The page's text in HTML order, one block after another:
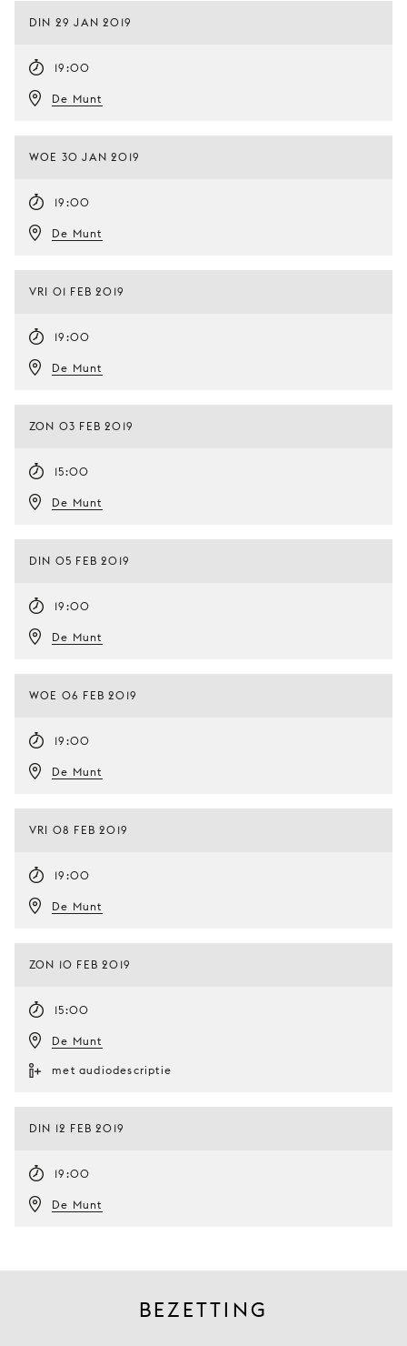
DIN 29 JAN 2019
19:00
De Munt
WOE 30 JAN 2019
19:00
De Munt
VRI 01 FEB 2019
19:00
De Munt
ZON 03 FEB 2019
15:00
De Munt
DIN 05 FEB 2019
19:00
De Munt
WOE 06 FEB 2019
19:00
De Munt
VRI 08 FEB 2019
19:00
De Munt
ZON 10 FEB 2019
15:00
De Munt
met audiodescriptie
DIN 12 FEB 2019
19:00
De Munt
BEZETTING